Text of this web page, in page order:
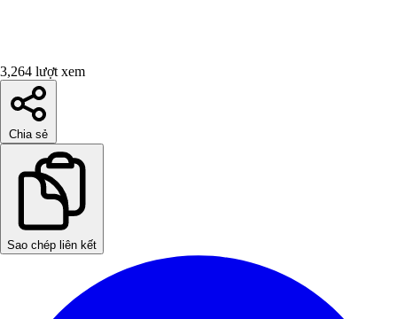
3,264 lượt xem
Chia sẻ
Sao chép liên kết